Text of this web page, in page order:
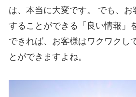
は、本当に大変です。 でも、お
することができる「良い情報」
できれば、お客様はワクワクし
とができますよね。